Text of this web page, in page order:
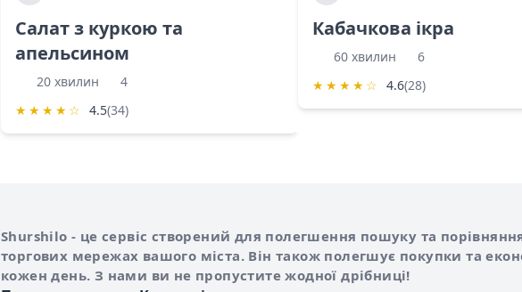
Салат з куркою та
апельсином
20 хвилин
4
★ ★ ★ ★ ☆ 4.5(34)
Кабачкова ікра
60 хвилин
6
★ ★ ★ ★ ☆ 4.6(28)
Про сервіс Shurshilo
Shurshilo - це сервіс створений для полегшення пошуку та
торгових мережах вашого міста. Він також полегшує покупки та
кожен день. З нами ви не пропустите жодної дрібниці!